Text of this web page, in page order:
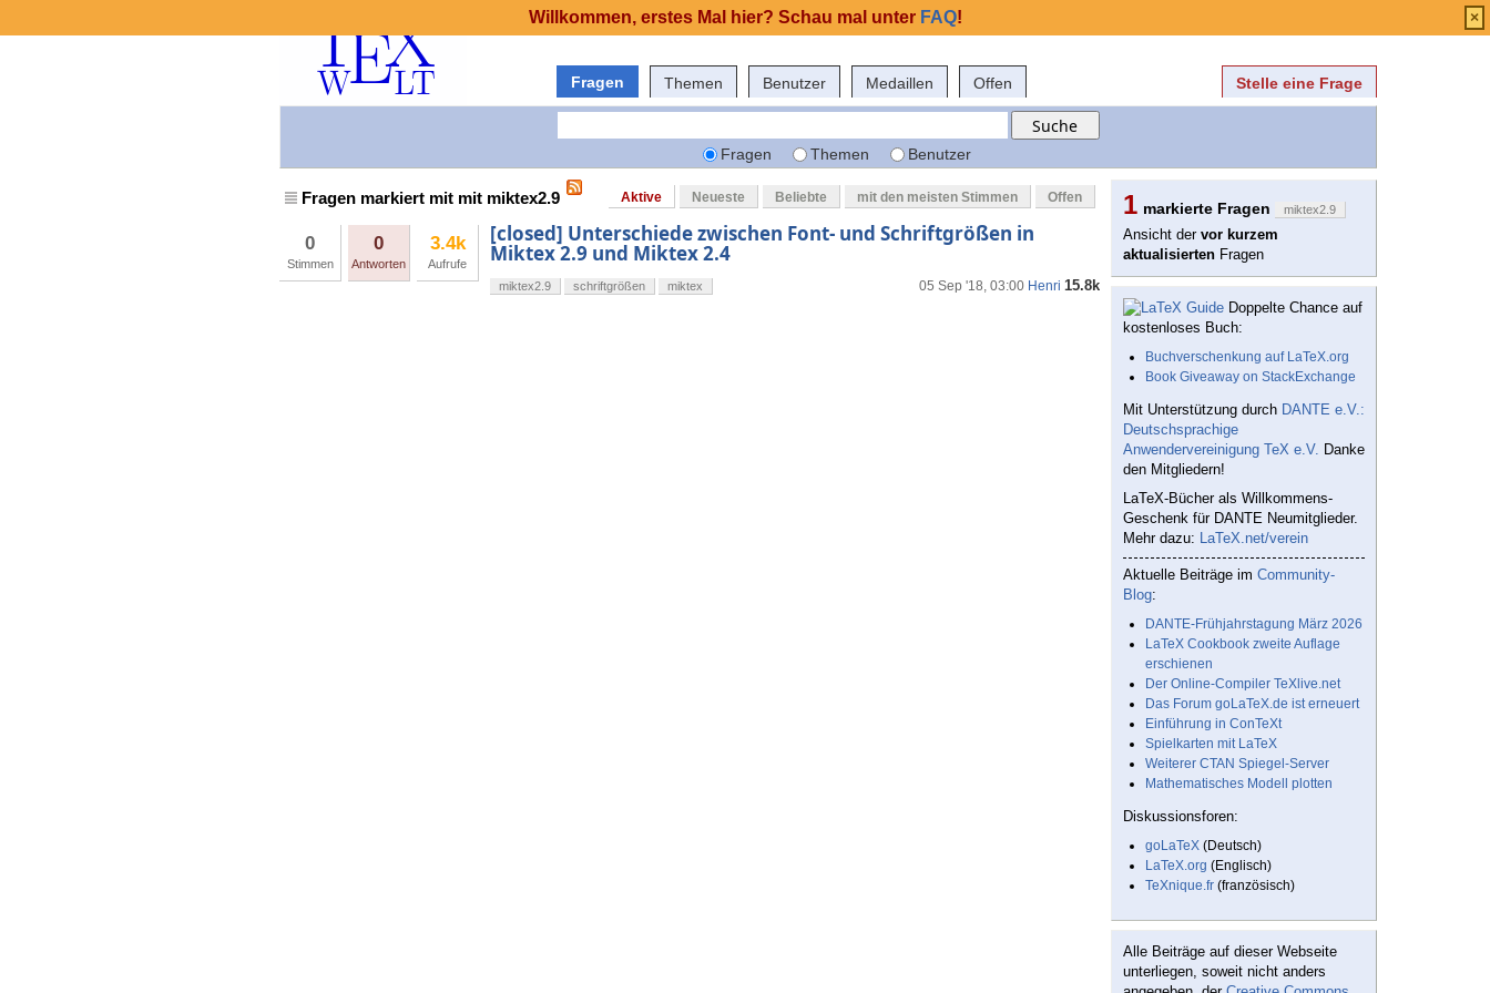
Fragen Themen Benutzer Medaillen Offen Stelle eine Frage
Fragen Themen Benutzer
Fragen markiert mit mit miktex2.9 Aktive Neueste Beliebte mit den meisten Stimmen Offen
0
Stimmen
0
Antworten
3.4k
Aufrufe
[closed] Unterschiede zwischen Font- und Schriftgrößen in
Miktex 2.9 und Miktex 2.4
05 Sep '18, 03:00 Henri 15.8k
miktex2.9 schriftgrößen miktex
1 markierte Fragen miktex2.9
Ansicht der vor kurzem
aktualisierten Fragen
Doppelte Chance auf
kostenloses Buch:
Buchverschenkung auf LaTeX.org
Book Giveaway on StackExchange
Mit Unterstützung durch DANTE e.V.:
Deutschsprachige
Anwendervereinigung TeX e.V. Danke
den Mitgliedern!
LaTeX-Bücher als Willkommens-
Geschenk für DANTE Neumitglieder.
Mehr dazu: LaTeX.net/verein
Aktuelle Beiträge im Community-
Blog:
DANTE-Frühjahrstagung März 2026
LaTeX Cookbook zweite Auflage
erschienen
Der Online-Compiler TeXlive.net
Das Forum goLaTeX.de ist erneuert
Einführung in ConTeXt
Spielkarten mit LaTeX
Weiterer CTAN Spiegel-Server
Mathematisches Modell plotten
Diskussionsforen:
goLaTeX (Deutsch)
LaTeX.org (Englisch)
TeXnique.fr (französisch)
Alle Beiträge auf dieser Webseite
unterliegen, soweit nicht anders
Willkommen, erstes Mal hier? Schau mal unter FAQ! ×